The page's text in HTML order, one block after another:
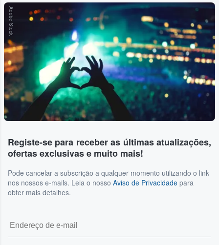
Adobe Stock
Registe-se para receber as últimas atualizações,
ofertas exclusivas e muito mais!
Pode cancelar a subscrição a qualquer momento utilizando o link
nos nossos e-mails. Leia o nosso Aviso de Privacidade para
obter mais detalhes.